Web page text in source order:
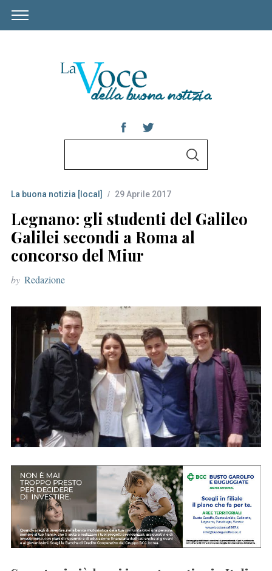
r
c
h
f
o
r
S
La buona notizia [local] 29 Aprile 2017
Legnano: gli studenti del Galileo
Galilei secondi a Roma al
concorso del Miur
by Redazione